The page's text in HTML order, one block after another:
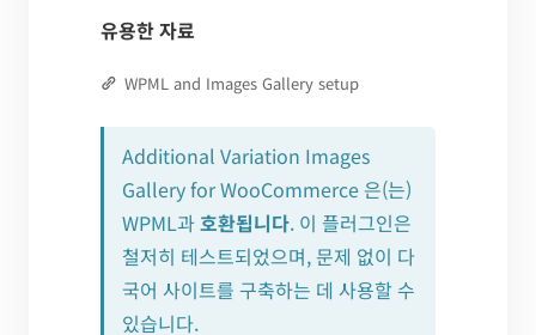
유용한 자료
WPML and Images Gallery setup
Additional Variation Images
Gallery for WooCommerce 은(는)
WPML과호환됩니다. 이 플러그인은
철저히 테스트되었으며, 문제 없이 다
국어 사이트를 구축하는 데 사용할 수
있습니다.